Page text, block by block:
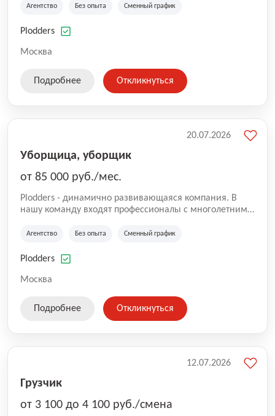
на рынке аутсорсинга, а накопленный опыт позволяют
оказываемых услуг.
Агентство Без опыта Сменный график
Plodders
Москва
Подробнее Откликнуться
Уборщица, уборщик
от 85 000 руб./мес.
Plodders - динамично развивающаяся компания. В
нашу команду входят профессионалы с многолетним
на рынке аутсорсинга, а накопленный опыт позволяют
оказываемых услуг.
Агентство Без опыта Сменный график
Plodders
Москва
20.07.2026
Подробнее Откликнуться
Грузчик
от 3 100 до 4 100 руб./смена
12.07.2026